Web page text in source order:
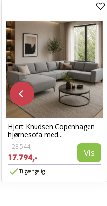
Hjort Knudsen Copenhagen
hjørnesofa med...
28.544,-
17.794,- Vis
Tilgængelig